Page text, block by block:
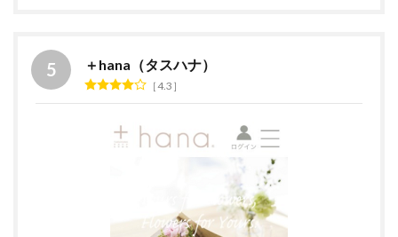
＋hana（タスハナ）
4.3